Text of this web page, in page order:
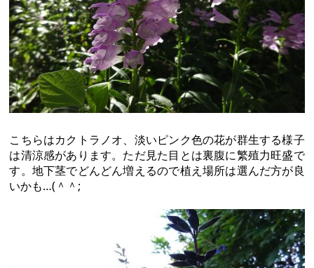
こちらはカクトラノオ、淡いピンク色の花が群生する様子
は清涼感があります。ただ見た目とは裏腹に繁殖力旺盛で
す。地下茎でどんどん増えるので植え場所は選んだ方が良
いかも…(＾＾;